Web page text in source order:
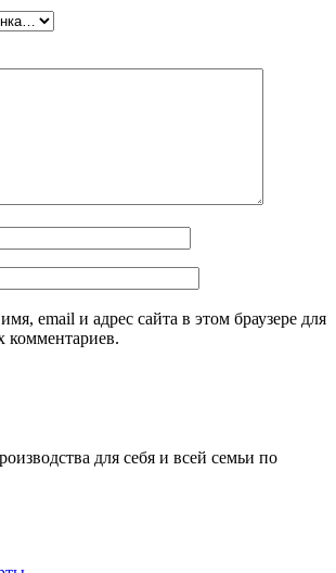
email и адрес сайта в этом браузере для
для себя и всей семьи по